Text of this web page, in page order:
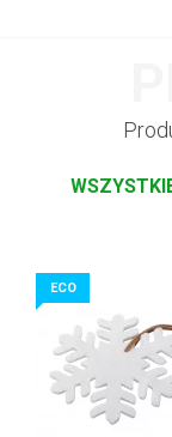
ECO